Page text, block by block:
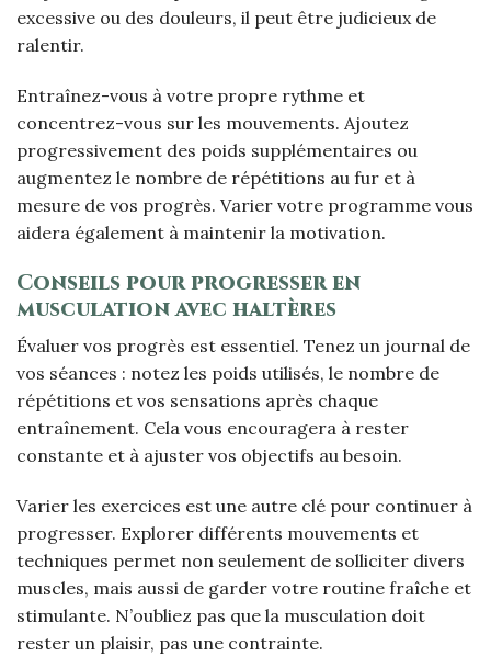
excessive ou des douleurs, il peut être judicieux de
ralentir.
Entraînez-vous à votre propre rythme et
concentrez-vous sur les mouvements. Ajoutez
progressivement des poids supplémentaires ou
augmentez le nombre de répétitions au fur et à
mesure de vos progrès. Varier votre programme vous
aidera également à maintenir la motivation.
Conseils pour progresser en
musculation avec haltères
Évaluer vos progrès est essentiel. Tenez un journal de
vos séances : notez les poids utilisés, le nombre de
répétitions et vos sensations après chaque
entraînement. Cela vous encouragera à rester
constante et à ajuster vos objectifs au besoin.
Varier les exercices est une autre clé pour continuer à
progresser. Explorer différents mouvements et
techniques permet non seulement de solliciter divers
muscles, mais aussi de garder votre routine fraîche et
stimulante. N’oubliez pas que la musculation doit
rester un plaisir, pas une contrainte.